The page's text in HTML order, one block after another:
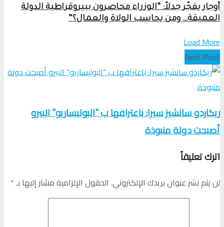
أوجار يفجّر جدلاً: “الوزراء محاصرون ببيروقراطية الدولة
العميقة… ومن يحاسب الولاة والعمال؟”
Load More
Next Post
ريكاردو سانشيز سيرا: باعترافها ب "البوليساريو" البيرو
أصبحت دولة منبوذة
اترك تعليقاً
لن يتم نشر عنوان بريدك الإلكتروني. الحقول الإلزامية مشار إليها بـ*